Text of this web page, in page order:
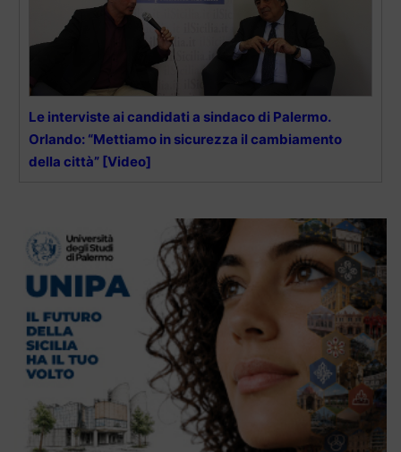
Le interviste ai candidati a sindaco di Palermo.
Orlando: “Mettiamo in sicurezza il cambiamento
della città” [Video]